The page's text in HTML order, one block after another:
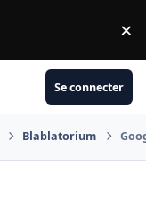
×
Se connecter
Blablatorium